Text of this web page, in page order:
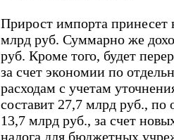
Прирост импорта принесет
млрд руб. Суммарно же
руб. Кроме того, будет
за счет экономии по
расходам с учетам
составит 27,7 млрд руб.,
13,7 млрд руб., за счет
налога для бюджетных